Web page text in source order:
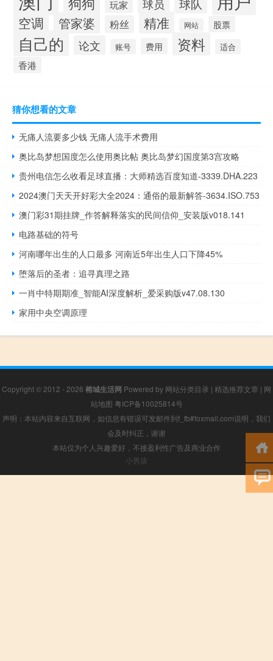
玩家 球员 球队
空调 管家婆 粉丝 精准 网站 股票
自己的 论文 账号 费用 资料 适合
香港
猜你想看的文章
无痛人流要多少钱 无痛人流手术费用
奥比岛梦想国度怎么使用奥比帖 奥比岛梦幻国度第3宫攻略
贵州电信怎么收看足球直播：大师精选百度知道-3339.DHA.223
2024澳门天天开好彩大全2024：通俗的最新解答-3634.ISO.753
澳门彩31期挂牌_作答解释落实的民间信仰_安装版v018.141
电路基础的符号
河南哪年出生的人口最多 河南近5年出生人口下降45%
堕落后的圣者：追寻真理之路
一肖中特期期准_智能AI深度解析_爱采购版v47.08.130
家用中央空调原理
Copyright © 2012 - 2026 榕城生活网 Powered by 网站分类目录 | 精选推荐文章 | 网
站地图 粤ICP备10025814号
声明：本站内容来自互联网，如信息有错误可发邮件到f_fb#foxmail.com说明，我们
会及时纠正，谢谢
本站仅为个人兴趣爱好，不接盈利性广告及商业合作
小男孩